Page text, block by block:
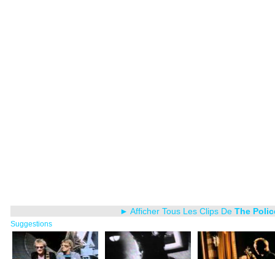
► Afficher Tous Les Clips De The
Suggestions